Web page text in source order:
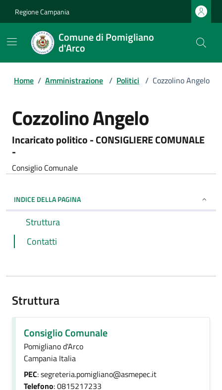
Regione Campania
Comune di Pomigliano
d'Arco
Home / Amministrazione / Politici / Cozzolino Angelo
Cozzolino Angelo
Incaricato politico - CONSIGLIERE COMUNALE
-
Consiglio Comunale
INDICE DELLA PAGINA
Struttura
Contatti
Struttura
Consiglio Comunale
Pomigliano d'Arco
Campania Italia
PEC: segreteria.pomigliano@asmepec.it
Telefono: 0815217233